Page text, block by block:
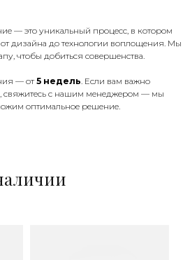
— это уникальный процесс, в котором
дизайна до технологии воплощения. Мы
чтобы добиться совершенства.
— от5 недель. Если вам важно
свяжитесь с нашим менеджером — мы
оптимальное решение.